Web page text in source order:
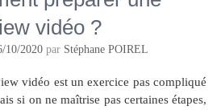
vidéo ?
10/2020 par Stéphane POIREL
vidéo est un exercice pas compliqué
si on ne maîtrise pas certaines étapes,